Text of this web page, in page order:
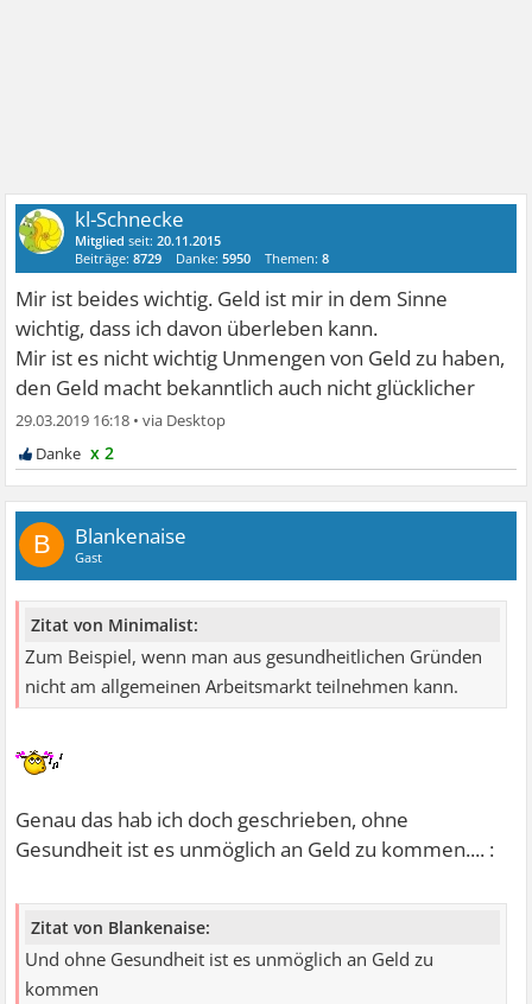
kl-Schnecke
Mitglied seit:20.11.2015
Beiträge:8729 Danke:5950 Themen:8
Mir ist beides wichtig. Geld ist mir in dem Sinne
wichtig, dass ich davon überleben kann.
Mir ist es nicht wichtig Unmengen von Geld zu haben,
den Geld macht bekanntlich auch nicht glücklicher
29.03.2019 16:18 •
x 2
B Blankenaise
Gast
Zitat von Minimalist:
Zum Beispiel, wenn man aus gesundheitlichen Gründen
nicht am allgemeinen Arbeitsmarkt teilnehmen kann.
Genau das hab ich doch geschrieben, ohne
Gesundheit ist es unmöglich an Geld zu kommen.... :
Zitat von Blankenaise:
Und ohne Gesundheit ist es unmöglich an Geld zu
kommen